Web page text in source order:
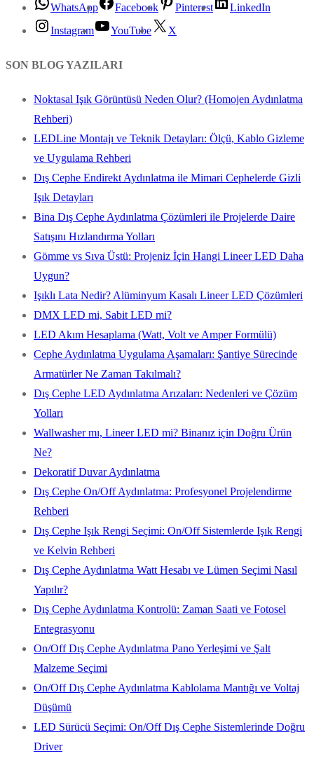
WhatsApp Facebook Pinterest
LinkedIn
Instagram
YouTube X
SON BLOG YAZILARI
Noktasal Işık Görüntüsü Neden Olur? (Homojen Aydınlatma
Rehberi)
LEDLine Montajı ve Teknik Detayları: Ölçü, Kablo Gizleme
ve Uygulama Rehberi
Dış Cephe Endirekt Aydınlatma ile Mimari Cephelerde Gizli
Işık Detayları
Bina Dış Cephe Aydınlatma Çözümleri ile Projelerde Daire
Satışını Hızlandırma Yolları
Gömme vs Sıva Üstü: Projeniz İçin Hangi Lineer LED Daha
Uygun?
Işıklı Lata Nedir? Alüminyum Kasalı Lineer LED Çözümleri
DMX LED mi, Sabit LED mi?
LED Akım Hesaplama (Watt, Volt ve Amper Formülü)
Cephe Aydınlatma Uygulama Aşamaları: Şantiye Sürecinde
Armatürler Ne Zaman Takılmalı?
Dış Cephe LED Aydınlatma Arızaları: Nedenleri ve Çözüm
Yolları
Wallwasher mı, Lineer LED mi? Binanız için Doğru Ürün
Ne?
Dekoratif Duvar Aydınlatma
Dış Cephe On/Off Aydınlatma: Profesyonel Projelendirme
Rehberi
Dış Cephe Işık Rengi Seçimi: On/Off Sistemlerde Işık Rengi
ve Kelvin Rehberi
Dış Cephe Aydınlatma Watt Hesabı ve Lümen Seçimi Nasıl
Yapılır?
Dış Cephe Aydınlatma Kontrolü: Zaman Saati ve Fotosel
Entegrasyonu
On/Off Dış Cephe Aydınlatma Pano Yerleşimi ve Şalt
Malzeme Seçimi
On/Off Dış Cephe Aydınlatma Kablolama Mantığı ve Voltaj
Düşümü
LED Sürücü Seçimi: On/Off Dış Cephe Sistemlerinde Doğru
Driver